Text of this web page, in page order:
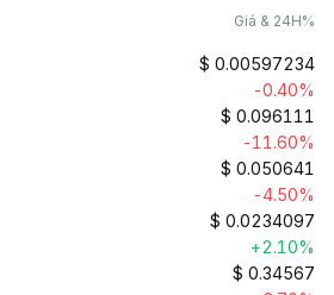
Giá & 24H%
$ 0.00597234
-0.40%
$ 0.096111
-11.60%
$ 0.050641
-4.50%
$ 0.0234097
+2.10%
$ 0.34567